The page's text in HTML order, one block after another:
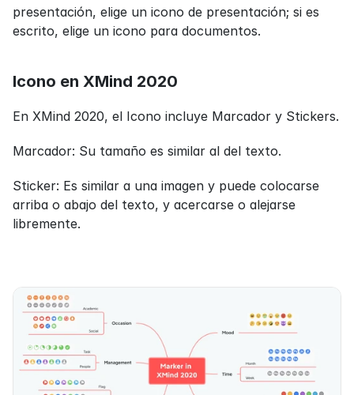
presentación, elige un icono de presentación; si es
escrito, elige un icono para documentos.
Icono en XMind 2020
En XMind 2020, el Icono incluye Marcador y Stickers.
Marcador: Su tamaño es similar al del texto.
Sticker: Es similar a una imagen y puede colocarse
arriba o abajo del texto, y acercarse o alejarse
libremente.